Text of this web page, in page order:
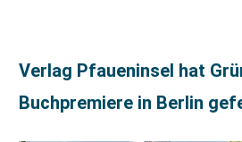
Verlag Pfaueninsel hat
Buchpremiere in Berlin